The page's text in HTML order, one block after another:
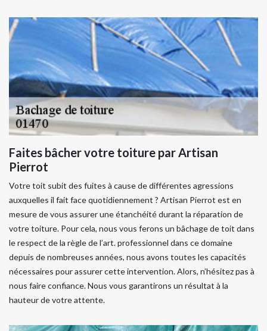
Faites bâcher votre toiture par Artisan
Pierrot
Votre toit subit des fuites à cause de différentes agressions
auxquelles il fait face quotidiennement ? Artisan Pierrot est en
mesure de vous assurer une étanchéité durant la réparation de
votre toiture. Pour cela, nous vous ferons un bâchage de toit dans
le respect de la règle de l’art. professionnel dans ce domaine
depuis de nombreuses années, nous avons toutes les capacités
nécessaires pour assurer cette intervention. Alors, n’hésitez pas à
nous faire confiance. Nous vous garantirons un résultat à la
hauteur de votre attente.